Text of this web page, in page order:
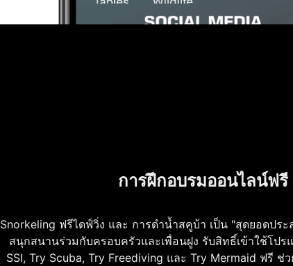
การฝึกอบรมออนไลน์ฟรี
Snorkeling ฟรีไดฟ์วิ่ง และ การดำน้ำสคูบ้า เป็น "สุดยอดปร
สนุกสนานร่วมกับครอบครัวและเพื่อนฝูง รับสิทธิ์เข้าใช้โปร
SSI, Try Scuba, Try Freediving และ Try Mermaid ฟรี ช่